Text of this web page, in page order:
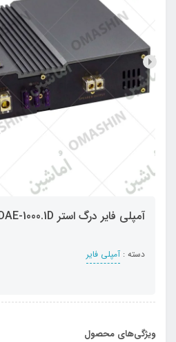
آمپلی فایر درگ استر DAE-1000.1D
دسته : آمپلی فایر
ویژگی‌های محصول